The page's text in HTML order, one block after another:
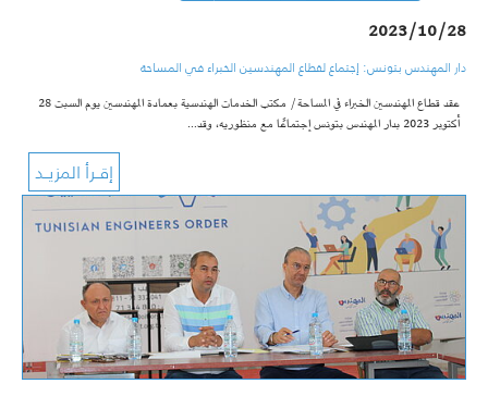
2023/10/28
دار المهندس بتونس: إجتماع لقطاع المهندسين الخبراء في المساحة
عقد قطاع المهندسين الخبراء في المساحة/ مكتب الخدمات الهندسية بعمادة المهندسين يوم السبت 28
أكتوبر 2023 بدار المهندس بتونس إجتماعًا مع منظوريه، وقد…